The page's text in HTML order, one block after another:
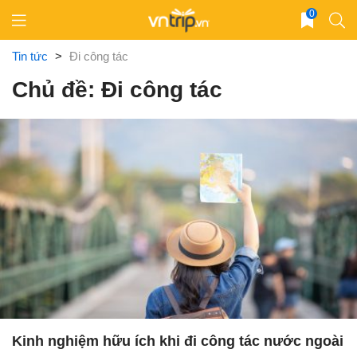
content
0
Tin tức > Đi công tác
Chủ đề: Đi công tác
Kinh nghiệm hữu ích khi đi công tác nước ngoài